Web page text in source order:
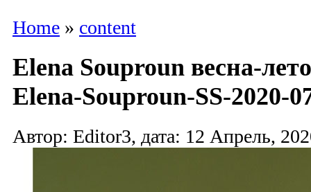
Home » content
Elena Souproun весна-
Elena-Souproun-SS-2020-
Автор: Editor3, дата: 12 Апрель,